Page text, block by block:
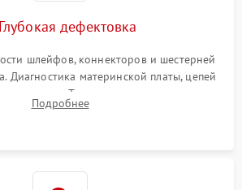
дефектовка
шлейфов, коннекторов и шестерней
Диагностика материнской платы, цепей
Тестирование механизма
внутрикамерной стабилизации.
Подробнее